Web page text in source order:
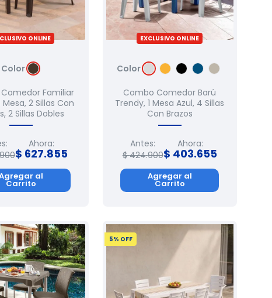
ONLINE
Color
Familiar
Mesa, 2 Sillas Con
2 Sillas Dobles
Ahora:
$ 627.855
al
Carrito
EXCLUSIVO ONLINE
Color
Combo Comedor Barú
Trendy, 1 Mesa Azul, 4 Sillas
Con Brazos
Antes:
$ 424.900
Ahora:
$ 403.655
Agregar al
Carrito
5% OFF